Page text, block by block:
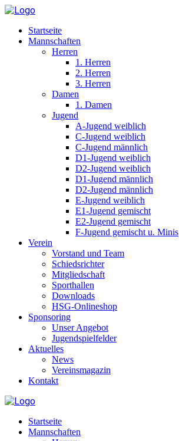
Startseite
Mannschaften
Herren
1. Herren
2. Herren
3. Herren
Damen
1. Damen
Jugend
A-Jugend weiblich
C-Jugend weiblich
C-Jugend männlich
D1-Jugend weiblich
D2-Jugend weiblich
D1-Jugend männlich
D2-Jugend männlich
E-Jugend weiblich
E1-Jugend gemischt
E2-Jugend gemischt
F-Jugend gemischt u. Minis
Verein
Vorstand und Team
Schiedsrichter
Mitgliedschaft
Sporthallen
Downloads
HSG-Onlineshop
Sponsoring
Unser Angebot
Jugendspielfelder
Aktuelles
News
Vereinsmagazin
Kontakt
Startseite
Mannschaften